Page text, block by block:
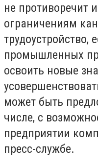
не противоречит
ограничениям
трудоустройство,
промышленных
освоить новые
может быть
числе, с
предприятии
пресс-службе.